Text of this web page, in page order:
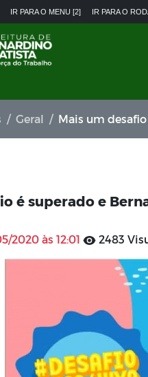
IR PARA O MENU [2] IR PARA O
Geral Mais um desafio é
é superado e
2020 às 12:01 2483